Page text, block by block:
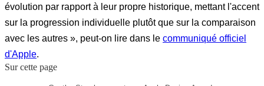
évolution par rapport à leur propre historique, mettant l'accent
sur la progression individuelle plutôt que sur la comparaison
avec les autres », peut-on lire dans le communiqué officiel
d'Apple.
Sur cette page